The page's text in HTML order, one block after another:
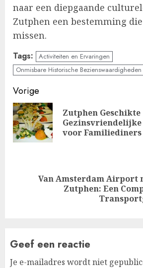
naar een diepgaande
Zutphen een bestemming
missen.
Tags:
Activiteiten en Ervaringen
Onmisbare Historische Bezienswaardigheden
Doorgaan
met
lezen
Vorige
Zutphen Geschikte
Gezinsvriendelijke
voor Familiediners
Volgende
Van Amsterdam Airport
Zutphen: Een
Geef een reactie
Je e-mailadres wordt niet